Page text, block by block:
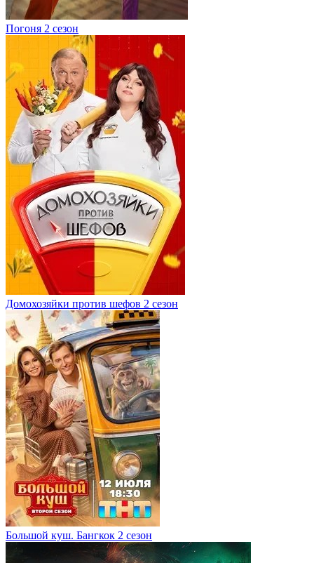
Погоня 2 сезон
Домохозяйки против шефов 2 сезон
Большой куш. Бангкок 2 сезон